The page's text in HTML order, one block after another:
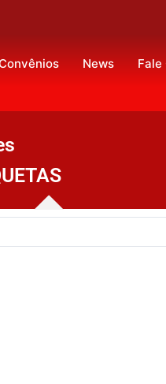
News Fale